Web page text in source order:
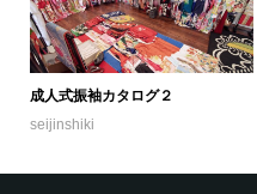
成人式振袖カタログ２
seijinshiki